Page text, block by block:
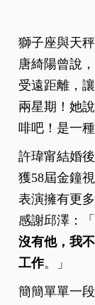
獅子座與天
唐綺陽曾說
受遠距離，
兩星期！她
啡吧！是一
許瑋甯結婚
獲58屆金鐘
表演擁有更
感謝邱澤：
沒有他，我
工作。」
簡簡單單一